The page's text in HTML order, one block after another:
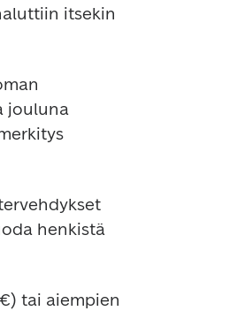
itsekin
jouluna
henkistä
tai aiempien